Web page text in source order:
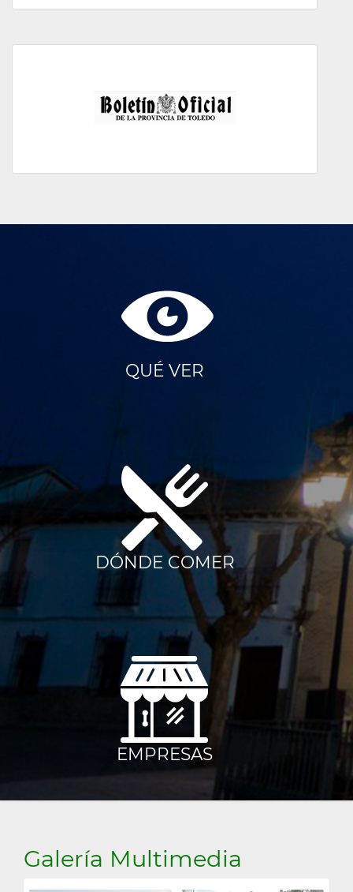
Portada
Cuarto
QUÉ VER
DÓNDE COMER
EMPRESAS
Galería Multimedia